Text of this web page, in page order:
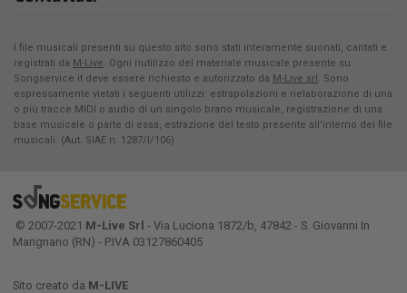
I file musicali presenti su questo sito sono stati interamente suonati, cantati e
registrati da M-Live. Ogni riutilizzo del materiale musicale presente su
Songservice.it deve essere richiesto e autorizzato da M-Live srl. Sono
espressamente vietati i seguenti utilizzi: estrapolazioni e rielaborazione di una
o più tracce MIDI o audio di un singolo brano musicale, registrazione di una
base musicale o parte di essa, estrazione del testo presente all'interno dei file
musicali. (Aut. SIAE n. 1287/I/106)
© 2007-2021 M-Live Srl - Via Luciona 1872/b, 47842 - S. Giovanni In
Marignano (RN) - P.IVA 03127860405
Sito creato da M-LIVE